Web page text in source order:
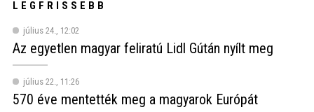
LEGFRISSEBB
július 24., 12:02
Az egyetlen magyar feliratú Lidl Gútán nyílt meg
július 22., 11:26
570 éve mentették meg a magyarok Európát